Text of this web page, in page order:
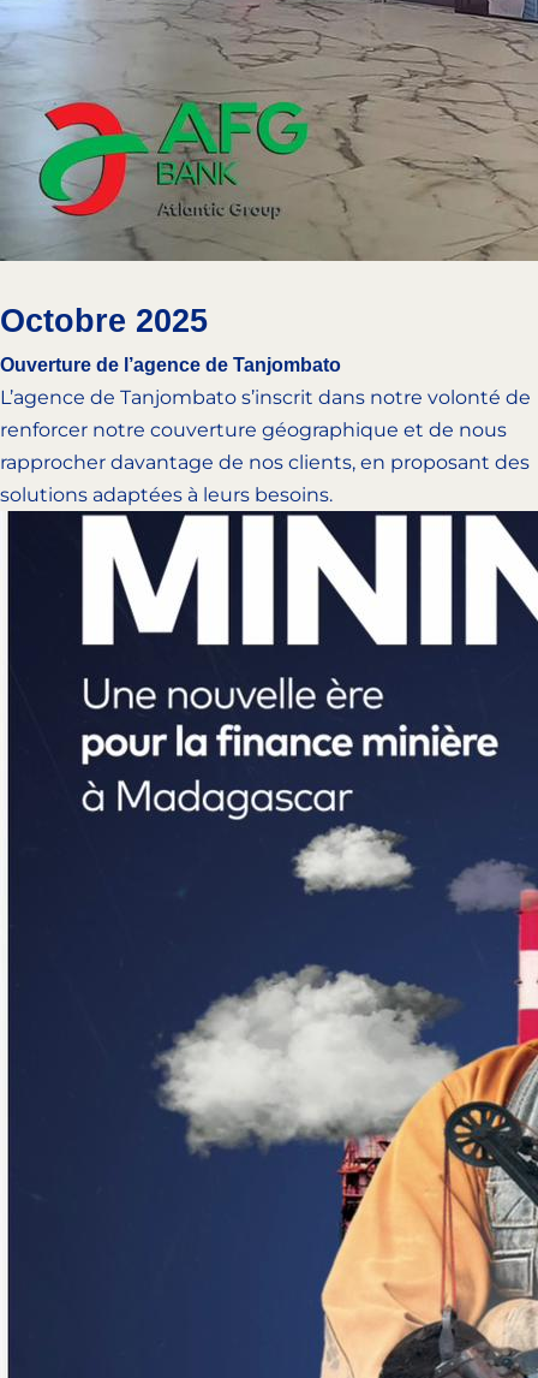
Octobre 2025
Ouverture de l’agence de Tanjombato
L’agence de Tanjombato s’inscrit dans notre volonté de
renforcer notre couverture géographique et de nous
rapprocher davantage de nos clients, en proposant des
solutions adaptées à leurs besoins.